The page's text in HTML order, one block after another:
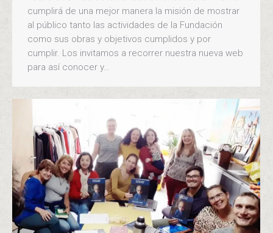
cumplirá de una mejor manera la misión de mostrar
al público tanto las actividades de la Fundación
como sus obras y objetivos cumplidos y por
cumplir. Los invitamos a recorrer nuestra nueva web
para así conocer y…